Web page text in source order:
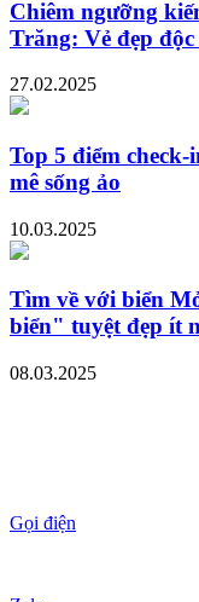
Chiêm ngưỡng
Trăng: Vẻ đẹp
27.02.2025
Top 5 điểm
mê sống ảo
10.03.2025
Tìm về với biển
biển" tuyệt đẹp ít
08.03.2025
Gọi điện